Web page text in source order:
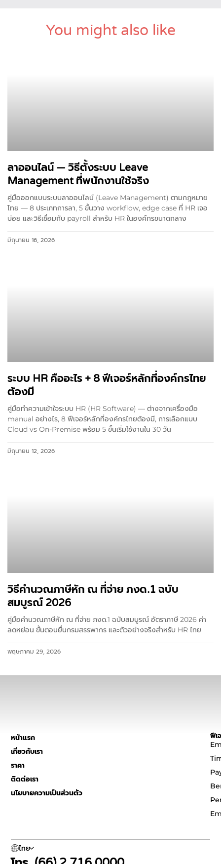
You might also like
ลาออนไลน์ — วิธีตั้งระบบ Leave
Management ที่พนักงานใช้จริง
คู่มือออกแบบระบบลาออนไลน์ (Leave Management) ตามกฎหมาย
ไทย — 8 ประเภทการลา, 5 ขั้นวาง workflow, edge case ที่ HR เจอ
บ่อย และวิธีเชื่อมกับ payroll สำหรับ HR ในองค์กรขนาดกลาง
มิถุนายน 16, 2026
ระบบ HR คืออะไร + 8 ฟีเจอร์หลักที่องค์กรไทย
ต้องมี
คู่มือทำความเข้าใจระบบ HR (HR Software) — ต่างจากเครื่องมือ
manual อย่างไร, 8 ฟีเจอร์หลักที่องค์กรไทยต้องมี, การเลือกแบบ
Cloud vs On-Premise พร้อม 5 ขั้นเริ่มใช้งานใน 30 วัน
มิถุนายน 12, 2026
วิธีคำนวณภาษีหัก ณ ที่จ่าย ภงด.1 ฉบับ
สมบูรณ์ 2026
คู่มือคำนวณภาษีหัก ณ ที่จ่าย ภงด.1 ฉบับสมบูรณ์ อัตราภาษี 2026 ค่า
ลดหย่อน ขั้นตอนยื่นกรมสรรพากร และตัวอย่างจริงสำหรับ HR ไทย
พฤษภาคม 29, 2026
หน้าแรก
เกี่ยวกับเรา
ราคา
ติดต่อเรา
นโยบายความเป็นส่วนตัว
ฟีเ
ไทย